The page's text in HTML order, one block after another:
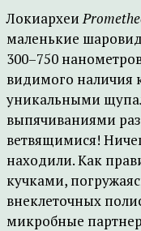
Локиархеи
маленькие
300–750
видимого наличия
уникальными
выпячиваниями
ветвящимися!
находили. Как
кучками,
внеклеточных
микробные